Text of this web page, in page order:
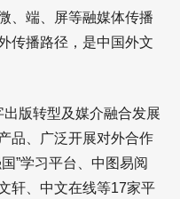
、端、屏等融媒体传播
传播路径，是中国外文
版转型及媒介融合发展
品、广泛开展对外合作
”学习平台、中图易阅
轩、中文在线等17家平